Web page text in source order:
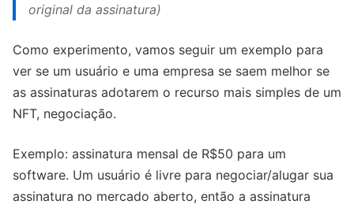
original da assinatura)
Como experimento, vamos seguir um exemplo para
ver se um usuário e uma empresa se saem melhor se
as assinaturas adotarem o recurso mais simples de um
NFT, negociação.
Exemplo: assinatura mensal de R$50 para um
software. Um usuário é livre para negociar/alugar sua
assinatura no mercado aberto, então a assinatura